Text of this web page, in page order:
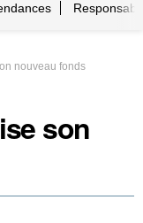
nouveau fonds
son